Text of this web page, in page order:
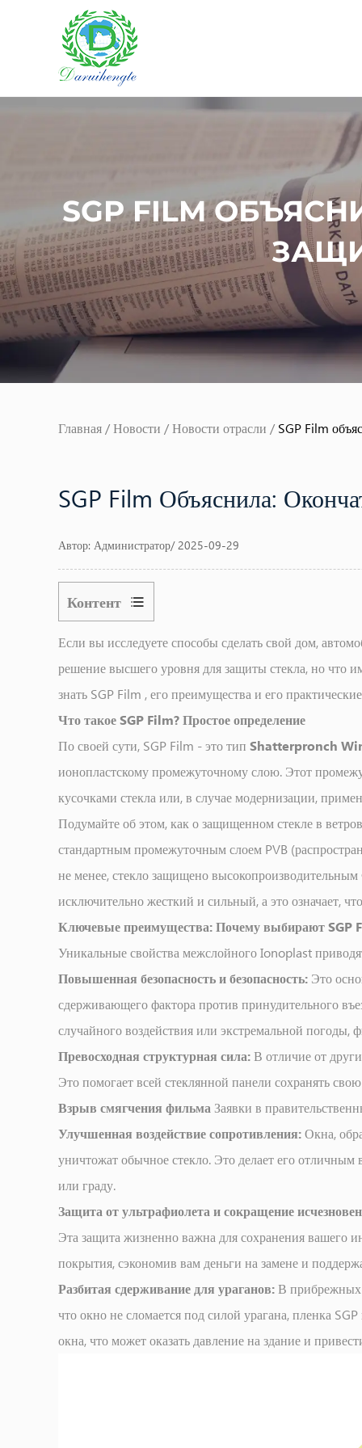
SGP FILM
Главная /Новости /Новости отрасли / SGP Film
SGP Film Объяснила:
Автор: Администратор/ 2025-09-29
Контент
1
Что
такое
SGP
Film?
определение
2
Ключевые
преимущества:
выбирают
SGP
Film?
3
SGP
Film
традиционного
фильма
о
безопасности:
в
чем
разница?
4
Практические
применения
для
повседневного
5
Установка
и
Если вы исследуете способы сделать свой дом,
решение высшего уровня для защиты стекла, но что
знать SGP Film , его преимущества и его
Что такое SGP Film? Простое определение
По своей сути, SGP Film - это тип Shatterpronch
ионопластскому промежуточному слою. Этот
кусочками стекла или, в случае модернизации,
Подумайте об этом, как о защищенном стекле в
стандартным промежуточным слоем PVB
не менее, стекло защищено высокопроизводительным
исключительно жесткий и сильный, а это означает,
Ключевые преимущества: Почему выбирают SGP
Уникальные свойства межслойного Ionoplast
Повышенная безопасность и безопасность: Это
сдерживающего фактора против принудительного
случайного воздействия или экстремальной погоды,
Превосходная структурная сила:В отличие от
Это помогает всей стеклянной панели сохранять
Взрыв смягчения фильма Заявки в
Улучшенная воздействие сопротивления:Окна,
уничтожат обычное стекло. Это делает его
или граду.
Защита от ультрафиолета и сокращение
Эта защита жизненно важна для сохранения вашего
покрытия, сэкономив вам деньги на замене и
Разбитая сдерживание для ураганов:В прибрежных
что окно не сломается под силой урагана, пленка
окна, что может оказать давление на здание и